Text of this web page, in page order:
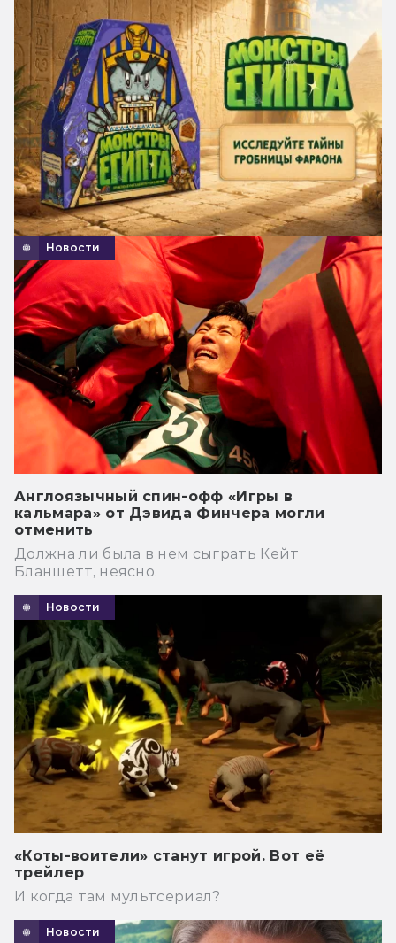
Новости
Англоязычный спин-офф «Игры в
кальмара» от Дэвида Финчера могли
отменить
Должна ли была в нем сыграть Кейт
Бланшетт, неясно.
Новости
«Коты-воители» станут игрой. Вот её
трейлер
И когда там мультсериал?
Новости